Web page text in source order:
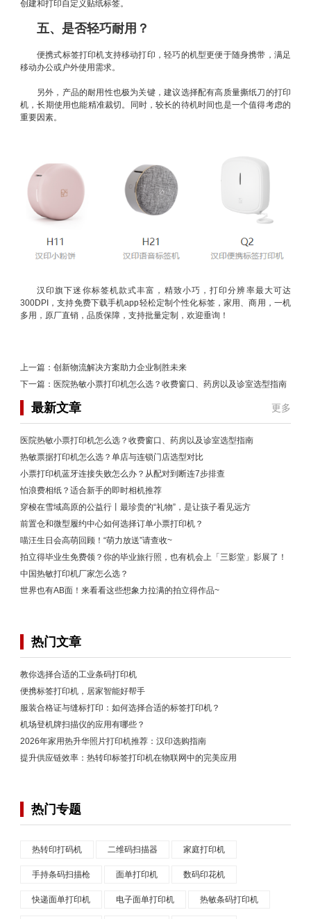
创建和打印自定义贴纸标签。
五、是否轻巧耐用？
便携式标签打印机支持移动打印，轻巧的机型更便于随身携带，满足
移动办公或户外使用需求。
另外，产品的耐用性也极为关键，建议选择配有高质量撕纸刀的打印
机，长期使用也能精准裁切。同时，较长的待机时间也是一个值得考虑的
重要因素。
汉印旗下迷你标签机款式丰富，精致小巧，打印分辨率最大可达
300DPI，支持免费下载手机app轻松定制个性化标签，家用、商用，一机
多用，原厂直销，品质保障，支持批量定制，欢迎垂询！
上一篇： 创新物流解决方案助力企业制胜未来
下一篇： 医院热敏小票打印机怎么选？收费窗口、药房以及诊室选型指南
最新文章 更多
医院热敏小票打印机怎么选？收费窗口、药房以及诊室选型指南
热敏票据打印机怎么选？单店与连锁门店选型对比
小票打印机蓝牙连接失败怎么办？从配对到断连7步排查
怕浪费相纸？适合新手的即时相机推荐
穿梭在雪域高原的公益行丨最珍贵的“礼物”，是让孩子看见远方
前置仓和微型履约中心如何选择订单小票打印机？
喵汪生日会高萌回顾！“萌力放送”请查收~
拍立得毕业生免费领？你的毕业旅行照，也有机会上「三影堂」影展了！
中国热敏打印机厂家怎么选？
世界也有AB面！来看看这些想象力拉满的拍立得作品~
热门文章
教你选择合适的工业条码打印机
便携标签打印机，居家智能好帮手
服装合格证与缝标打印：如何选择合适的标签打印机？
机场登机牌扫描仪的应用有哪些？
2026年家用热升华照片打印机推荐：汉印选购指南
提升供应链效率：热转印标签打印机在物联网中的完美应用
热门专题
热转印打码机 二维码扫描器 家庭打印机
手持条码扫描枪 面单打印机 数码印花机
快递面单打印机 电子面单打印机 热敏条码打印机